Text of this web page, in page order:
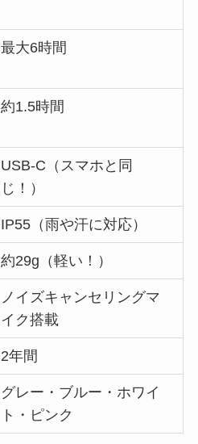
最大6時間
約1.5時間
USB-C（スマホと同
じ！）
IP55（雨や汗に対応）
約29g（軽い！）
ノイズキャンセリングマ
イク搭載
2年間
グレー・ブルー・ホワイ
ト・ピンク